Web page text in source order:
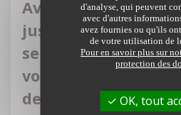
Avec la sécurité
juste prix pour
service négociation
vous accompagne
de votre
d'analyse, qui peuvent
avec d'autres
avez fournies ou qu'ils
de votre utilisation de
Pour en savoir plus sur
protection des
OK, tout